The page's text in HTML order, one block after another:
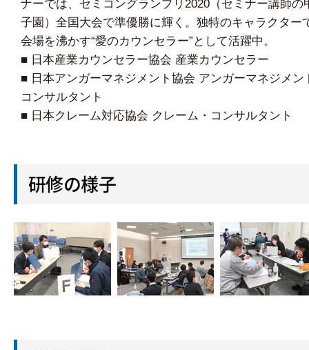
ナーでは、セミコングランプリ2020（セミナー講師の
子園）全国大会で準優勝に輝く。独特のキャラクター
会場を沸かす“愛のカウンセラー”として活躍中。
■ 日本産業カウンセラー協会 産業カウンセラー
■ 日本アンガーマネジメント協会 アンガーマネジメン
コンサルタント
■ 日本クレーム対応協会 クレーム・コンサルタント
研修の様子